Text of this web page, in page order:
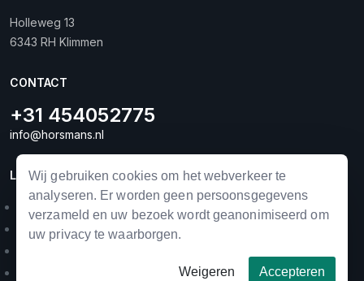
Wij gebruiken cookies om het webverkeer te
analyseren. Er worden geen persoonsgegevens
verzameld en uw bezoek wordt geanonimiseerd om
uw privacy te waarborgen.
Weigeren Accepteren
Holleweg 13
6343 RH Klimmen
CONTACT
+31 454052775
info@horsmans.nl
LINKS
Landbouwmechanisatie
Horse equipment